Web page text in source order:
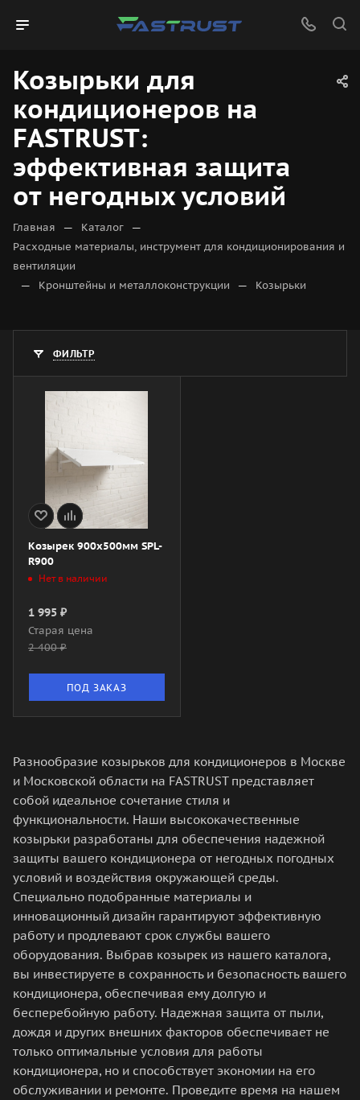
Козырьки для
кондиционеров на
FASTRUST:
эффективная защита
от негодных условий
Главная — Каталог —
Расходные материалы, инструмент для кондиционирования и
вентиляции
— Кронштейны и металлоконструкции — Козырьки
ФИЛЬТР
Козырек 900x500мм SPL-
R900
Нет в наличии
1 995 ₽
Старая цена
2 400₽
ПОД ЗАКАЗ
Разнообразие козырьков для кондиционеров в Москве
и Московской области на FASTRUST представляет
собой идеальное сочетание стиля и
функциональности. Наши высококачественные
козырьки разработаны для обеспечения надежной
защиты вашего кондиционера от негодных погодных
условий и воздействия окружающей среды.
Специально подобранные материалы и
инновационный дизайн гарантируют эффективную
работу и продлевают срок службы вашего
оборудования. Выбрав козырек из нашего каталога,
вы инвестируете в сохранность и безопасность вашего
кондиционера, обеспечивая ему долгую и
бесперебойную работу. Надежная защита от пыли,
дождя и других внешних факторов обеспечивает не
только оптимальные условия для работы
кондиционера, но и способствует экономии на его
обслуживании и ремонте. Проведите время на нашем